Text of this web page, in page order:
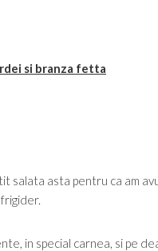
si branza fetta
salata asta pentru ca am
in special carnea, si pe